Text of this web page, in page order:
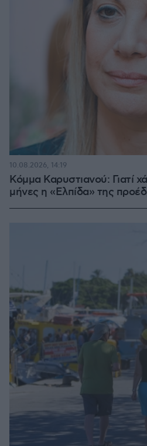
Κόμμα Καρυστιανού: Γιατί
μήνες η «Ελπίδα» της
10.08.2026, 14:19